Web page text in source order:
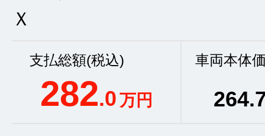
Ｘ
支払総額(税込)
282.0万円
車両本体
264